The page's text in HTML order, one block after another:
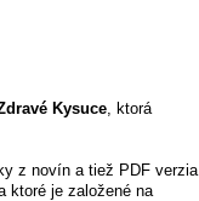
Kysuce, ktorá
z novín a tiež PDF verzia
ktoré je založené na